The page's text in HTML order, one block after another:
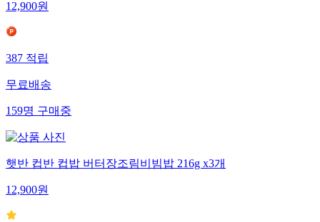
12,900원
387 적립
무료배송
159명 구매중
햇반 컵반 컵밥 버터장조림비빔밥 216g x3개
12,900원